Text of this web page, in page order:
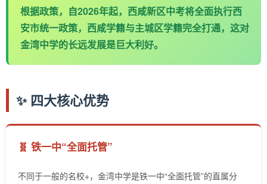
根据政策，自2026年起，西咸新区中考将全面执行西
安市统一政策，西咸学籍与主城区学籍完全打通，这对
金湾中学的长远发展是巨大利好。
✨ 四大核心优势
🧬 铁一中“全面托管”
不同于一般的名校+，金湾中学是铁一中“全面托管”的直属分